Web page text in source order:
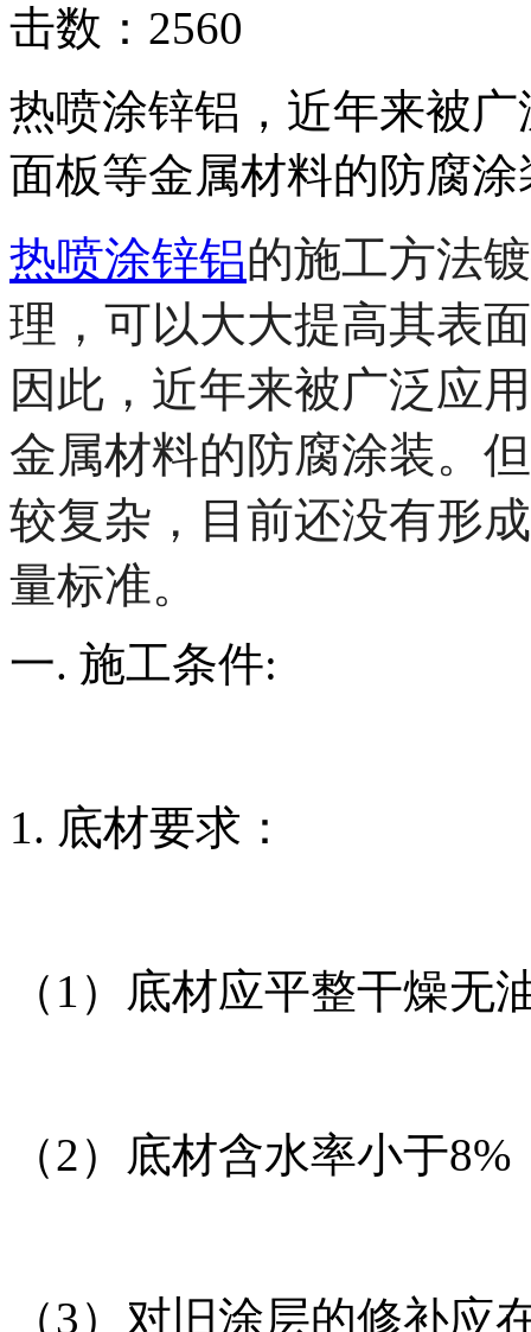
击数：2560
热喷涂锌铝，近年来被
面板等金属材料的防腐涂
热喷涂锌铝的施工方法
理，可以大大提高其表
因此，近年来被广泛应
金属材料的防腐涂装。
较复杂，目前还没有形
量标准。
一. 施工条件:
1. 底材要求：
（1）底材应平整干燥无
（2）底材含水率小于
（3）对旧涂层的修补